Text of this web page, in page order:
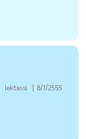
lektassi | 8/1/2555